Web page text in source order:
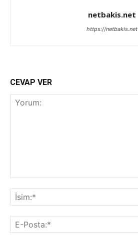
netbakis.net
https://netbakis.net
CEVAP VER